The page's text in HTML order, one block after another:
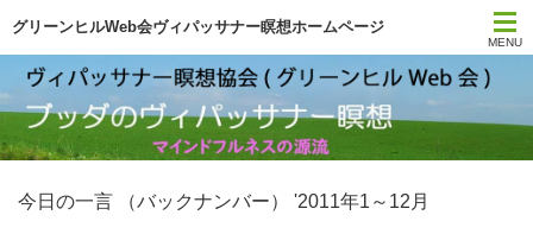
グリーンヒルWeb会ヴィパッサナー瞑想ホームページ
MENU
トップページ
スケジュール
今日の一言
今日の一言 （バックナンバー） '2011年1～12月